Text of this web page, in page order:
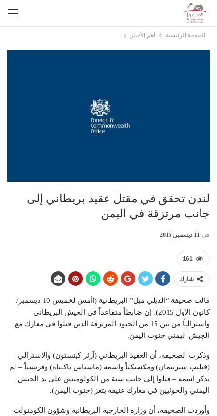
الصفحة الرئيسية أهم الأخبار
لندن تحقق في مقتل عقيد بريطاني إلى
جانب مرتزقة في اليمن
في 11 ديسمبر, 2015
161
شارك
قالت صحيفة “الديلي ميل” البريطانية (اأمس لخميس 10 ديسمبر/
كانون الأول 2015)، إن ضابطاً متقاعداً في الجيش البريطاني
واسترالياً من بين 15 من الجنود المرتزقة الذين قتلوا في معارك مع
الجيش اليمني جنوب اليمن.
وذكرت الصحيفة، أن العقيد البريطاني (آرثر كينستون) والاسترالي
(فيليب ستريتمان) ومكسيكياً واسمه (ماسياس باكبناه) وفرنسياً – لم
تذكر اسمه – قتلوا إلى جانب ستة من الكولومبيين على يد الجيش
اليمني والحوثيين في معارك عنيفة بتعز (جنوب اليمن).
وأوردت الصحيفة، أن وزارة الخارجية البريطانية وشؤون الكومنولث